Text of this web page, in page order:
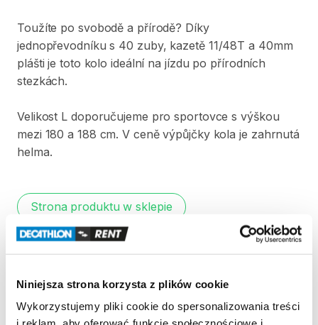
Niniejsza strona korzysta z plików cookie
Wykorzystujemy pliki cookie do spersonalizowania treści
Toužíte po svobodě a přírodě? Díky
jednopřevodníku s 40 zuby​​,​ kazetě 11​​/​​48T a 40mm
plášti je toto kolo ideální na jízdu po přírodních
stezkách.
Velikost L doporučujeme pro sportovce s výškou
mezi 180 a 188 cm. V ceně výpůjčky kola je zahrnutá
helma.
Strona produktu w sklepie
Zasady wypożyczenia
REGULAMIN